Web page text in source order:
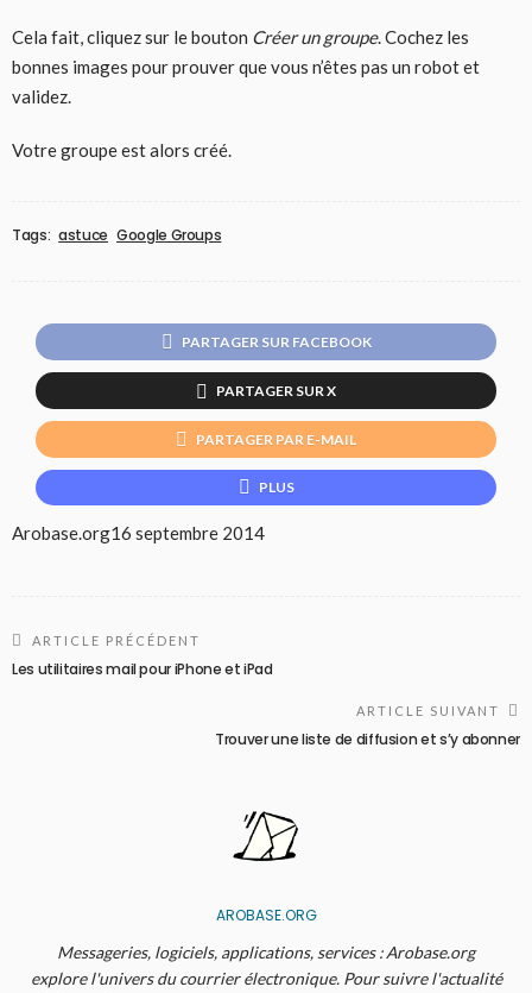
Cela fait, cliquez sur le bouton Créer un groupe. Cochez les
bonnes images pour prouver que vous n’êtes pas un robot et
validez.
Votre groupe est alors créé.
Tags: astuce Google Groups
PARTAGER SUR FACEBOOK
PARTAGER SUR X
PARTAGER PAR E-MAIL
PLUS
Arobase.org16 septembre 2014
ARTICLE PRÉCÉDENT
Les utilitaires mail pour iPhone et iPad
ARTICLE SUIVANT
Trouver une liste de diffusion et s’y abonner
AROBASE.ORG
Messageries, logiciels, applications, services : Arobase.org
explore l'univers du courrier électronique. Pour suivre l'actualité